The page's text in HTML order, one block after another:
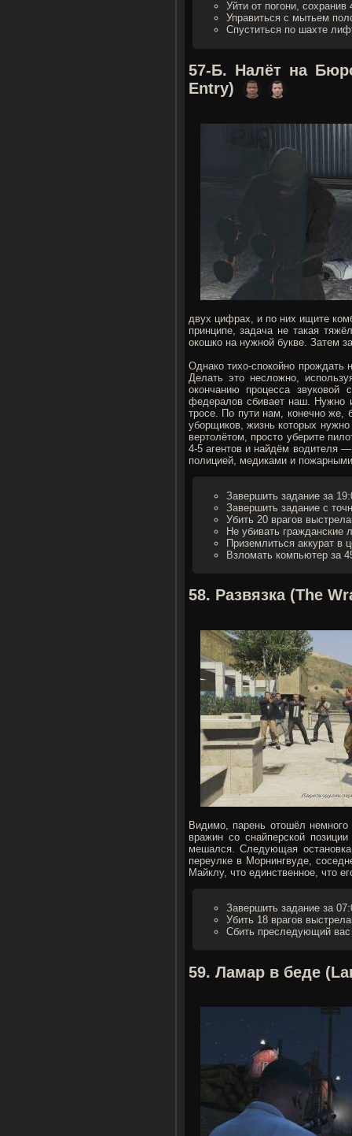
Уйти от погони,
Управиться с мытьем
Спуститься по шахте
57-Б. Налёт на
Entry)
двух цифрах, и по них ищите
принципе, задача не такая
окошко на нужной букве. Затем
Однако тихо-спокойно прождать
Делать это несложно,
окончанию процесса звуковой
федералов сбивает наш. Нужно
тросе. По пути нам, конечно же,
уборщиков, жизнь которых
вертолётом, просто уберите
4-5 агентов и найдём водителя
полицией, медиками и
Завершить задание за
Завершить задание с
Убить 20 врагов
Не убивать гражданские
Приземлиться аккурат в
Взломать компьютер за
58. Развязка (The
Видимо, парень отошёл
вражин со снайперской
мешался. Следующая
переулке в Морнингвуде,
Майклу, что единственное, что
Завершить задание за
Убить 18 врагов
Сбить преследующий вас
59. Ламар в беде